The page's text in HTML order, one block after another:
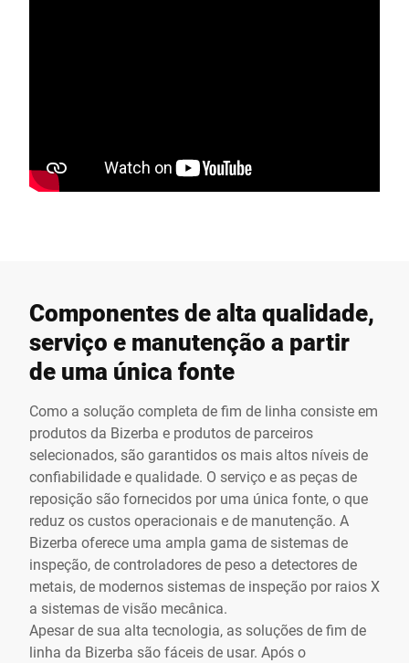
Componentes de alta qualidade,
serviço e manutenção a partir
de uma única fonte
Como a solução completa de fim de linha consiste em
produtos da Bizerba e produtos de parceiros
selecionados, são garantidos os mais altos níveis de
confiabilidade e qualidade. O serviço e as peças de
reposição são fornecidos por uma única fonte, o que
reduz os custos operacionais e de manutenção. A
Bizerba oferece uma ampla gama de sistemas de
inspeção, de controladores de peso a detectores de
metais, de modernos sistemas de inspeção por raios X
a sistemas de visão mecânica.
Apesar de sua alta tecnologia, as soluções de fim de
linha da Bizerba são fáceis de usar. Após o